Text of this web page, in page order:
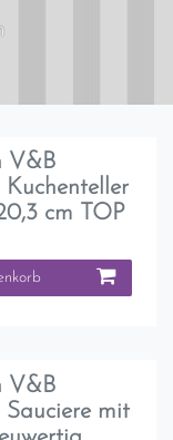
V&B
Kuchenteller
cm TOP
V&B
Sauciere mit